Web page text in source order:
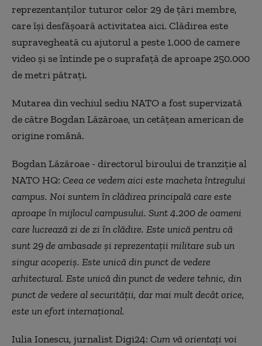
reprezentanţilor tuturor celor 29 de ţări membre,
care îşi desfăşoară activitatea aici. Clădirea este
supravegheată cu ajutorul a peste 1.000 de camere
video şi se întinde pe o suprafaţă de aproape 250.000
de metri pătrați.
Mutarea din vechiul sediu NATO a fost supervizată
de către Bogdan Lăzăroae, un cetăţean american de
origine română.
Bogdan Lăzăroae - directorul biroului de tranziţie al
NATO HQ: Ceea ce vedem aici este macheta întregului
campus. Noi suntem în clădirea principală care este
aproape în mijlocul campusului. Sunt 4.200 de oameni
care lucrează zi de zi în clădire. Este unică pentru că
sunt 29 de ambasade şi reprezentaţii militare sub un
singur acoperiş. Este unică din punct de vedere
arhitectural. Este unică din punct de vedere tehnic, din
punct de vedere al securităţii, dar mai mult decât orice,
este un efort internaţional.
Iulia Ionescu, jurnalist Digi24: Cum vă orientaţi voi